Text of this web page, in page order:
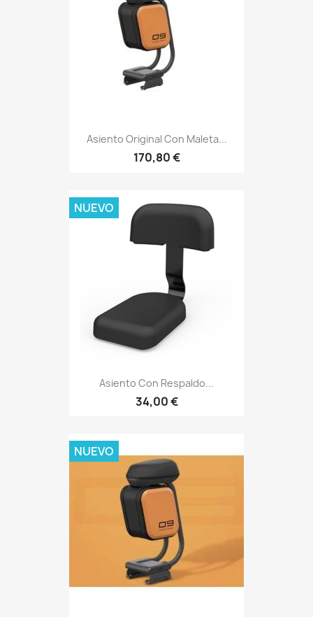
Asiento Original Con Maleta...
170,80 €
Asiento Con Respaldo...
34,00 €
NUEVO
NUEVO